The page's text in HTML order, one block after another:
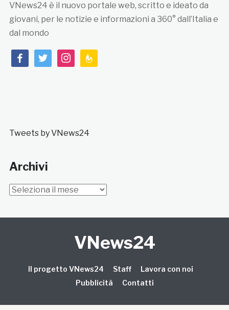
VNews24 è il nuovo portale web, scritto e ideato da
giovani, per le notizie e informazioni a 360° dall’Italia e
dal mondo
facebooktwitterinstagramfeedburner
Tweets by VNews24
Archivi
Archivi
VNews24
Il progetto VNews24 Staff
Lavora con noi
Pubblicità
Contatti